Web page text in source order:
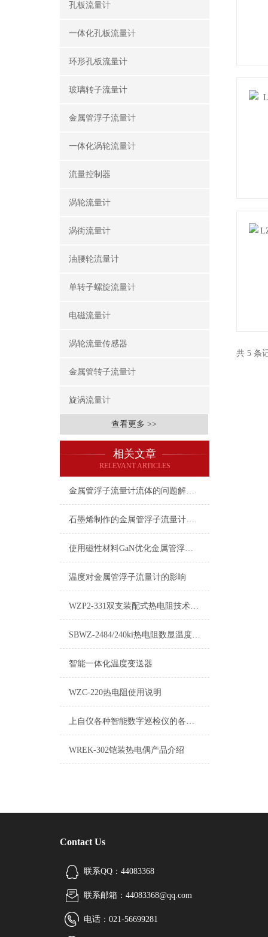
孔板流量计
一体化孔板流量计
环形孔板流量计
玻璃转子流量计
金属管浮子流量计
一体化涡轮流量计
流量控制器
涡轮流量计
涡街流量计
油腰轮流量计
单转子螺旋流量计
电磁流量计
涡轮流量传感器
金属管转子流量计
旋涡流量计
查看更多 >>
相关文章
RELEVANT ARTICLES
金属管浮子流量计流体的问题解决办法
石墨烯制作的金属管浮子流量计优点
使用磁性材料GaN优化金属管浮子流量计性能
温度对金属管浮子流量计的影响
WZP2-331双支装配式热电阻技术资料
SBWZ-2484/240ki热电阻数显温度变送器产品介绍
智能一体化温度变送器
WZC-220热电阻使用说明
上自仪各种智能数字巡检仪的各项参数指标功能优点详细解说
WREK-302铠装热电偶产品介绍
共 5 条
Contact Us
联系QQ：44083368
联系邮箱：44083368@qq.com
电话：021-56699281